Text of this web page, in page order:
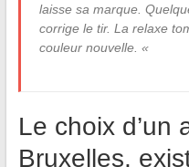
laisse sa marque.
corrige le tir. La relaxe
couleur nouvelle. «
Le choix d’un
Bruxelles,